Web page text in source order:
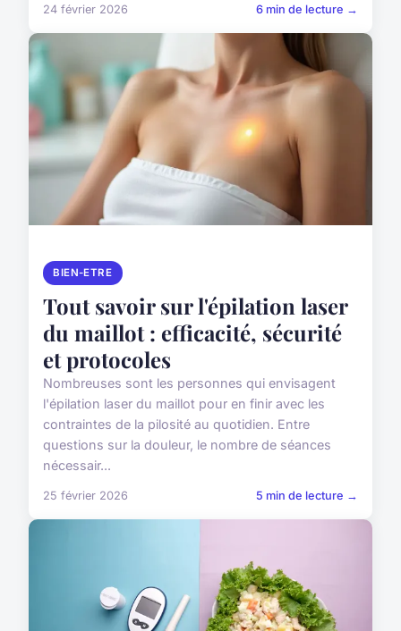
24 février 2026 6 min de lecture →
BIEN-ETRE
Tout savoir sur l'épilation laser
du maillot : efficacité, sécurité
et protocoles
Nombreuses sont les personnes qui envisagent
l'épilation laser du maillot pour en finir avec les
contraintes de la pilosité au quotidien. Entre
questions sur la douleur, le nombre de séances
nécessair...
25 février 2026 5 min de lecture →